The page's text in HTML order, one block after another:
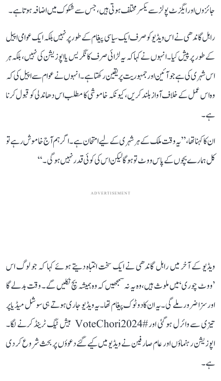
جائزوں اور ایگزٹ پولز سے یکسر مختلف ہوتی ہیں، جس سے شکوک میں اضافہ ہوتا ہے۔
راہل گاندھی نے اس ویڈیو کو صرف ایک سیاسی پیغام کے طور پر نہیں بلکہ ایک عوامی اپیل
کے طور پر پیش کیا۔ انہوں نے کہا کہ یہ لڑائی صرف کانگریس یا اپوزیشن کی نہیں، بلکہ ہر
اس شہری کی ہے جو آئین اور جمہوریت پر یقین رکھتا ہے۔ انہوں نے عوام سے اپیل کی کہ
وہ اس عمل کے خلاف آواز بلند کریں، کیونکہ خاموشی کا مطلب اس دھاندلی کو قبول کرنا
ہے۔
ان کا کہنا تھا، ’’یہ وقت ملک کے ہر شہری کے لیے امتحان ہے۔ اگر ہم آج خاموش رہے تو
کل ہمارے بچوں کے پاس ووٹ تو ہوگا لیکن اس کی کوئی قدر نہیں ہوگی۔‘‘
ADVERTISEMENT
ویڈیو کے آخر میں راہل گاندھی نے ایک سخت انتباہ دیتے ہوئے کہا کہ جو لوگ اس
’ووٹ چوری‘ میں ملوث ہیں، وہ یہ نہ سمجھیں کہ وہ ہمیشہ بچ نکلیں گے۔ وقت بدلے گا
اور سزا ضرور ملے گی۔ یہ ان کا دو ٹوک پیغام تھا۔ یہ ویڈیو جاری ہوتے ہی سوشل میڈیا پر
تیزی سے وائرل ہو گئی اور #VoteChori2024 ہیش ٹیگ ٹرینڈ کرنے لگا۔
اپوزیشن رہنماؤں اور عام صارفین نے ویڈیو میں کیے گئے دعوؤں پر بحث شروع کر دی
ہے۔